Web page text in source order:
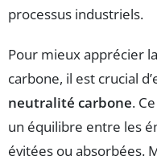
processus industriels.
Pour mieux apprécier la
carbone, il est crucial
neutralité carbone.
un équilibre entre les
évitées ou absorbées.